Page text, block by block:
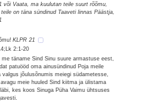
Vaata, ma kuulutan teile suurt rõõmu,
on täna sündinud Taaveti linnas Päästja,
KLPR 21
2:1-20
täname Sind Sinu suure armastuse eest,
patuööd oma ainusündinud Poja meile
jõulusõnumis meiegi südametesse,
meie huuled Sind kiitma ja ülistama
kes koos Sinuga Püha Vaimu ühtsuses